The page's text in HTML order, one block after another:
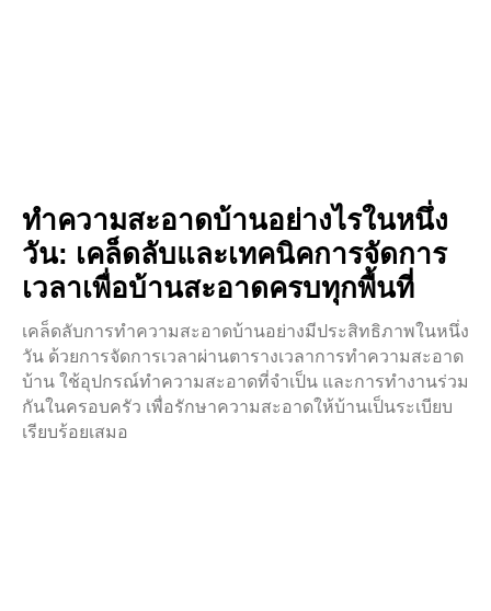
ทำความสะอาดบ้านอย่างไรในหนึ่ง
วัน: เคล็ดลับและเทคนิคการจัดการ
เวลาเพื่อบ้านสะอาดครบทุกพื้นที่
เคล็ดลับการทำความสะอาดบ้านอย่างมีประสิทธิภาพในหนึ่ง
วัน ด้วยการจัดการเวลาผ่านตารางเวลาการทำความสะอาด
บ้าน ใช้อุปกรณ์ทำความสะอาดที่จำเป็น และการทำงานร่วม
กันในครอบครัว เพื่อรักษาความสะอาดให้บ้านเป็นระเบียบ
เรียบร้อยเสมอ